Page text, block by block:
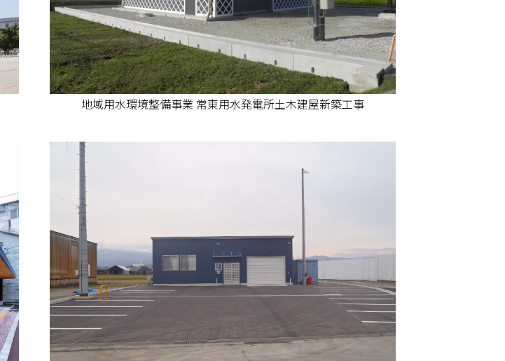
地域用水環境整備事業 常東用水発電所土木建屋新築工事